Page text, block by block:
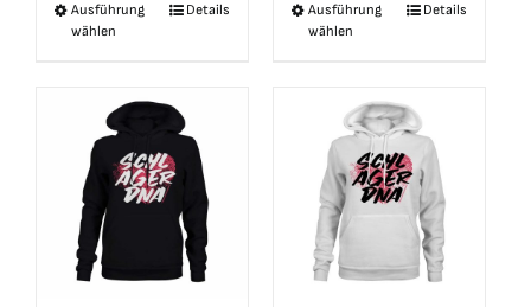
Ausführung
wählen
Dieses
mehrere
Varianten
auf.
Optionen
können
Details
Ausführung
wählen
Dieses
mehrere
Varianten
auf.
Optionen
können
Details